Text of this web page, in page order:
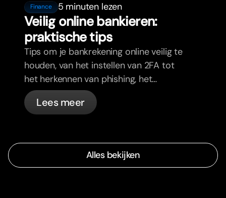
Finance 5 minuten lezen
Veilig online bankieren:
praktische tips
Tips om je bankrekening online veilig te
houden, van het instellen van 2FA tot
het herkennen van phishing, het
beheren van je passen en wat bunq
automatisch voor je regelt.
Lees meer
Alles bekijken